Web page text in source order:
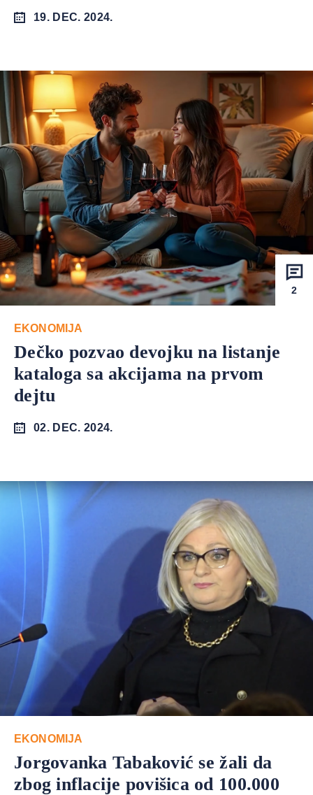
19. DEC. 2024.
2
EKONOMIJA
Dečko pozvao devojku na listanje
kataloga sa akcijama na prvom
dejtu
02. DEC. 2024.
EKONOMIJA
Jorgovanka Tabaković se žali da
zbog inflacije povišica od 100.000